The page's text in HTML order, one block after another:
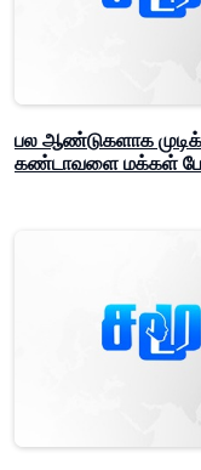
பல ஆண்டுகளாக
கண்டாவளை மக்கள்